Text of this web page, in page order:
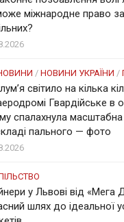
міжнародне право
/ НОВИНИ УКРАЇНИ /
світило на кілька
Гвардійське в
спалахнула
пального — фото
у Львові від «Мега
шлях до ідеальної